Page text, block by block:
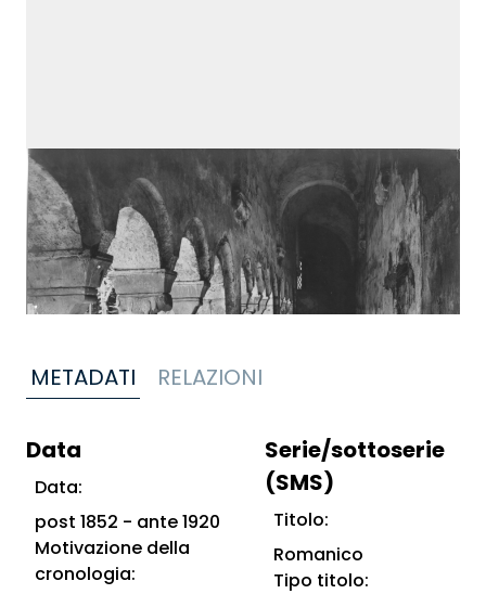
METADATI RELAZIONI
Data
Data:
post 1852 - ante 1920
Motivazione della
cronologia:
Serie/sottoserie
(SMS)
Titolo:
Romanico
Tipo titolo: